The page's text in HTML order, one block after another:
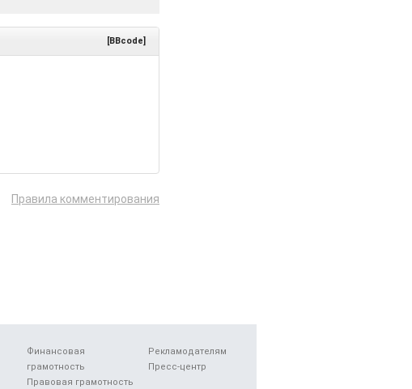
[BBcode]
Правила комментирования
Финансовая
грамотность
Правовая грамотность
Рекламодателям
Пресс-центр